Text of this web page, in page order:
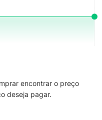
encontrar o preço
deseja pagar.